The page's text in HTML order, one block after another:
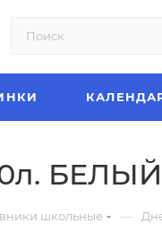
школьные —